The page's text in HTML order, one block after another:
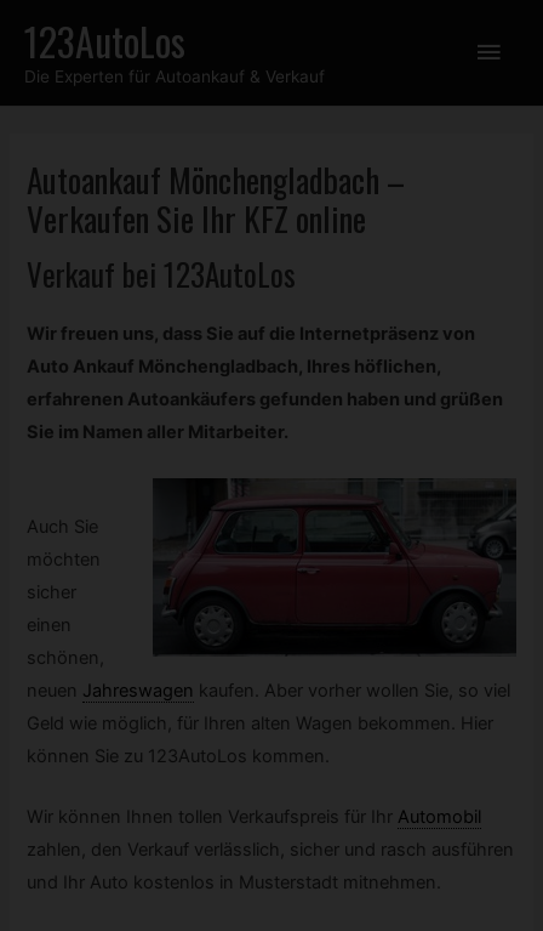
Inhalt
springen
123AutoLos
Die Experten für Autoankauf & Verkauf
Autoankauf Mönchengladbach –
Verkaufen Sie Ihr KFZonline
Verkauf bei 123AutoLos
Wir freuen uns, dass Sie auf die Internetpräsenz von
Auto Ankauf Mönchengladbach, Ihres höflichen,
erfahrenen Autoankäufers gefunden haben und grüßen
Sie im Namen aller Mitarbeiter.
Auch Sie
möchten
sicher
einen
schönen,
neuen Jahreswagen kaufen. Aber vorher wollen Sie, so viel
Geld wie möglich, für Ihren alten Wagen bekommen. Hier
können Sie zu 123AutoLos kommen.
Wir können Ihnen tollen Verkaufspreis für Ihr Automobil
zahlen, den Verkauf verlässlich, sicher und rasch ausführen
und Ihr Auto kostenlos in Musterstadt mitnehmen.